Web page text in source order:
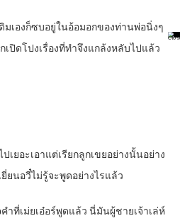
มเองก็ซบอยู่ในอ้อมอกของท่านพ่อนิ่งๆ
เปิดโปงเรื่องที่ทำจึงแกล้งหลับไปแล้ว
เยอะเอาแต่เรียกลูกเขยอย่างนั้นอย่าง
ยนอวี๋ไม่รู้จะพูดอย่างไรแล้ว
ำที่เม่ยเอ๋อร์พูดแล้ว นี่มันผู้ชายเจ้าเล่ห์